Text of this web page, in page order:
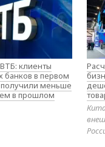
клиенты
банков в первом
меньше
в прошлом